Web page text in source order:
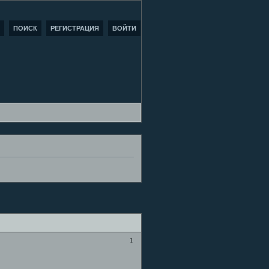
ПОИСК РЕГИСТРАЦИЯ ВОЙТИ
1